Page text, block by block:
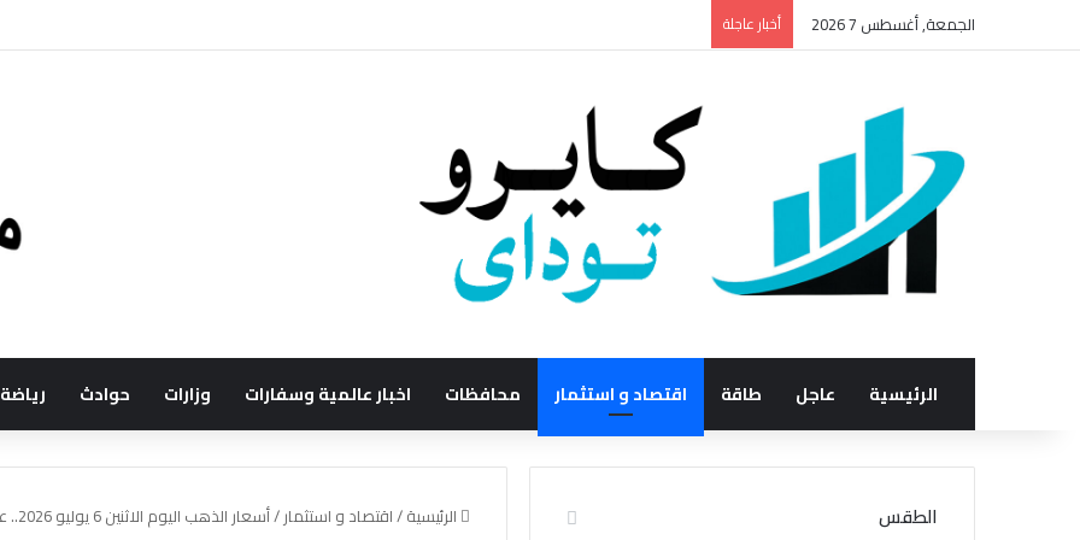
الجمعة, أغسطس 7 2026 أخبار عاجلة
الرئيسية عاجل طاقة اقتصاد و استثمار محافظات اخبار عالمية وسفارات وزارات حوادث رياضة
الرئيسية/اقتصاد و استثمار /أسعار الذهب اليوم الاثنين 6 يوليو 2026.. عيار 21 يحافظ على مستواه
الطقس